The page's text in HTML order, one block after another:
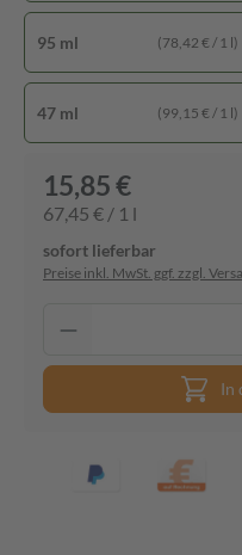
95 ml (78,42 € / 1 l)
47 ml (99,15 € / 1 l)
15,85 €
67,45 € / 1 l
sofort lieferbar
Preise inkl. MwSt. ggf. zzgl.
In